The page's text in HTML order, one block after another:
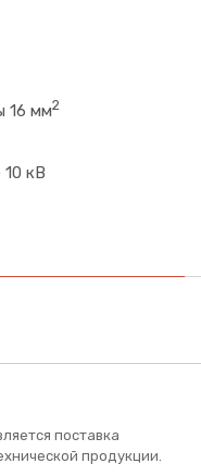
16 мм2
кВ
поставка
продукции.